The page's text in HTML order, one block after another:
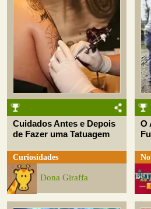
Perguntas Frequentes
Cuidados Antes e Depois
de Fazer uma Tatuagem
Curiosidades
Dona Giraffa
O